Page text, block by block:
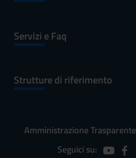
Servizi e Faq
Strutture di riferimento
Amministrazione Trasparente
Seguici su: